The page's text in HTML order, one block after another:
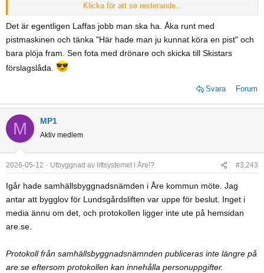
View this content on Instagram
Där finns nog svaret.
Klicka för att se resterande...
Det är egentligen Laffas jobb man ska ha. Åka runt med
pistmaskinen och tänka "Här hade man ju kunnat köra en pist" och
bara plöja fram. Sen fota med drönare och skicka till Skistars
förslagslåda.
Svara Forum
M MP1
Aktiv medlem
2026-05-12 Utbyggnad av liftsystemet i Åre!? #3,243
Igår hade samhällsbyggnadsnämden i Åre kommun möte. Jag
antar att bygglov för Lundsgårdsliften var uppe för beslut. Inget i
media ännu om det, och protokollen ligger inte ute på hemsidan
are.se.
Protokoll från samhällsbyggnadsnämnden publiceras inte längre på
are.se eftersom protokollen kan innehålla personuppgifter.